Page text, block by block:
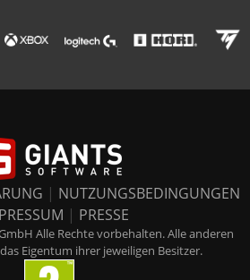
| NUTZUNGSBEDINGUNGEN
| PRESSE
Alle Rechte vorbehalten. Alle anderen
Eigentum ihrer jeweiligen Besitzer.